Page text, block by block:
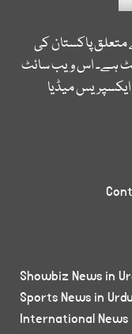
متعلق پاکستان کی
ہے۔ اس ویب سائٹ
میڈیا
Showbiz News in
Sports News in Urdu
International News